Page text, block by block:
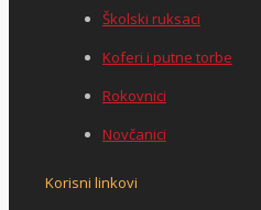
Školski ruksaci
Koferi i putne torbe
Rokovnici
Novčanici
Korisni linkovi